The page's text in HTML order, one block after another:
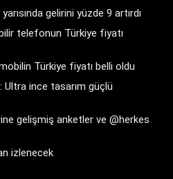
gelirini yüzde 9 artırdı
telefonun Türkiye fiyatı
Türkiye fiyatı belli oldu
ince tasarım güçlü
gelişmiş anketler ve @herkes
izlenecek